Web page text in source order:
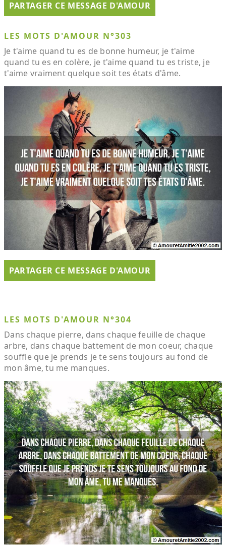
PARTAGER CE MESSAGE D'AMOUR
LES MOTS D'AMOUR N°303
Je t'aime quand tu es de bonne humeur, je t'aime
quand tu es en colère, je t'aime quand tu es triste, je
t'aime vraiment quelque soit tes états d'âme.
PARTAGER CE MESSAGE D'AMOUR
LES MOTS D'AMOUR N°304
Dans chaque pierre, dans chaque feuille de chaque
arbre, dans chaque battement de mon coeur, chaque
souffle que je prends je te sens toujours au fond de
mon âme, tu me manques.